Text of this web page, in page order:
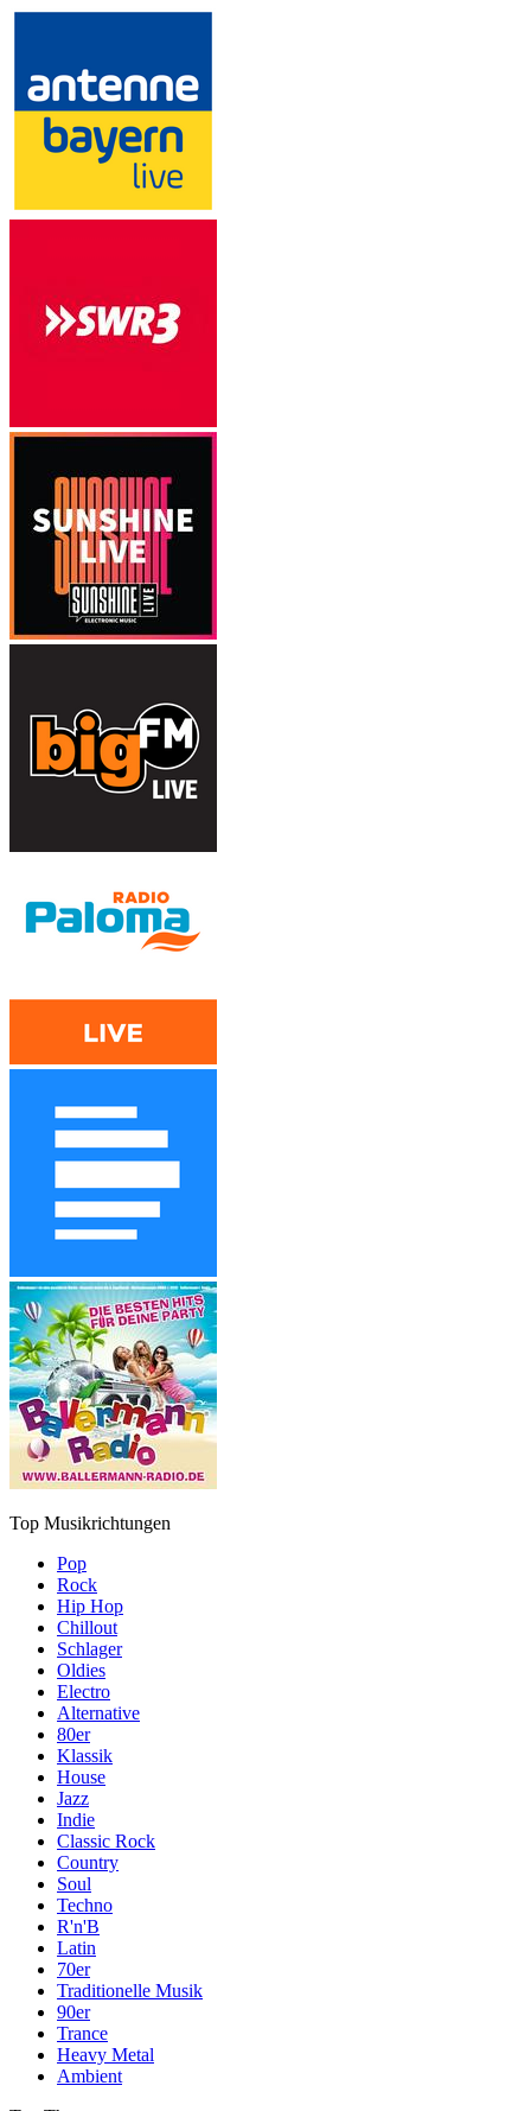
Top Musikrichtungen
Pop
Rock
Hip Hop
Chillout
Schlager
Oldies
Electro
Alternative
80er
Klassik
House
Jazz
Indie
Classic Rock
Country
Soul
Techno
R'n'B
Latin
70er
Traditionelle Musik
90er
Trance
Heavy Metal
Ambient